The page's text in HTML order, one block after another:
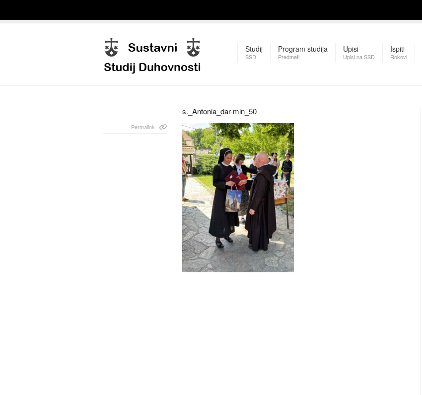
Studij
SSD
Program studija
Predmeti
Upisi
Upisi na SSD
Ispiti
Rokovi
s._Antonia_dar-min_50
Permalink